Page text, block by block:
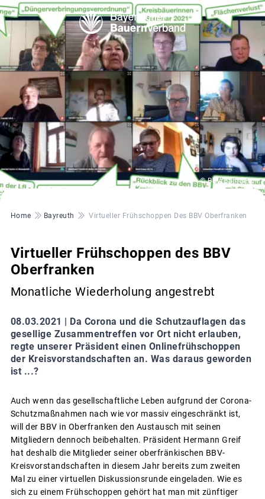
© BBV Bamberg
Pfadnavigation
Home Bayreuth Virtueller Frühschoppen Des BBV Oberfranken
Virtueller Frühschoppen des BBV
Oberfranken
Monatliche Wiederholung angestrebt
08.03.2021 | Da Corona und die Schutzauflagen das
gesellige Zusammentreffen vor Ort nicht erlauben,
regte unserer Präsident einen Onlinefrühschoppen
der Kreisvorstandschaften an. Was daraus geworden
ist ...?
Auch wenn das gesellschaftliche Leben aufgrund der Corona-
Schutzmaßnahmen nach wie vor massiv eingeschränkt ist,
will der BBV in Oberfranken den Austausch mit seinen
Mitgliedern dennoch beibehalten. Präsident Hermann Greif
hat deshalb die Mitglieder seiner oberfränkischen BBV-
Kreisvorstandschaften in diesem Jahr bereits zum zweiten
Mal zu einer virtuellen Diskussionsrunde eingeladen. Wie es
sich zu einem Frühschoppen gehört hat man mit zünftiger